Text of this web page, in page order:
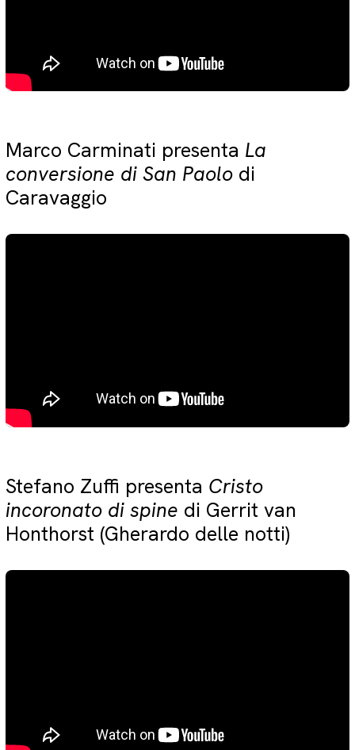
Marco Carminati presenta La
conversione di San Paolo di
Caravaggio
Stefano Zuffi presenta Cristo
incoronato di spine di Gerrit van
Honthorst (Gherardo delle notti)